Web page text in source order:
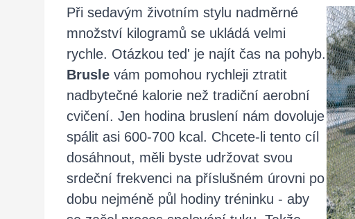
Při sedavým životním stylu nadměrné
množství kilogramů se ukládá velmi
rychle. Otázkou ted' je najít čas na pohyb.
Brusle vám pomohou rychleji ztratit
nadbytečné kalorie než tradiční aerobní
cvičení. Jen hodina bruslení nám dovoluje
spálit asi 600-700 kcal. Chcete-li tento cíl
dosáhnout, měli byste udržovat svou
srdeční frekvenci na příslušném úrovni po
dobu nejméně půl hodiny tréninku - aby